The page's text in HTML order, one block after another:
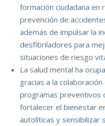
formación ciudadana en
prevención de
además de impulsar la
desfibriladores para
situaciones de riesgo
La salud mental ha
gracias a la colaboración
programas preventivos
fortalecer el bienestar
autolíticas y sensibilizar